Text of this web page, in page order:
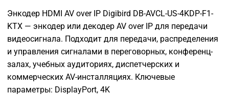
Энкодер HDMI AV over IP Digibird DB-AVCL-US-4KDP-F1-
KTX — энкодер или декодер AV over IP для передачи
видеосигнала. Подходит для передачи, распределения
и управления сигналами в переговорных, конференц-
залах, учебных аудиториях, диспетчерских и
коммерческих AV-инсталляциях. Ключевые
параметры: DisplayPort, 4K